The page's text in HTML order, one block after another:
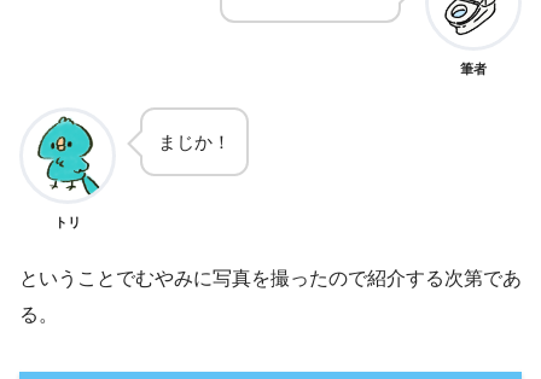
筆者
トリ
まじか！
ということでむやみに写真を撮ったので紹介する次第であ
る。